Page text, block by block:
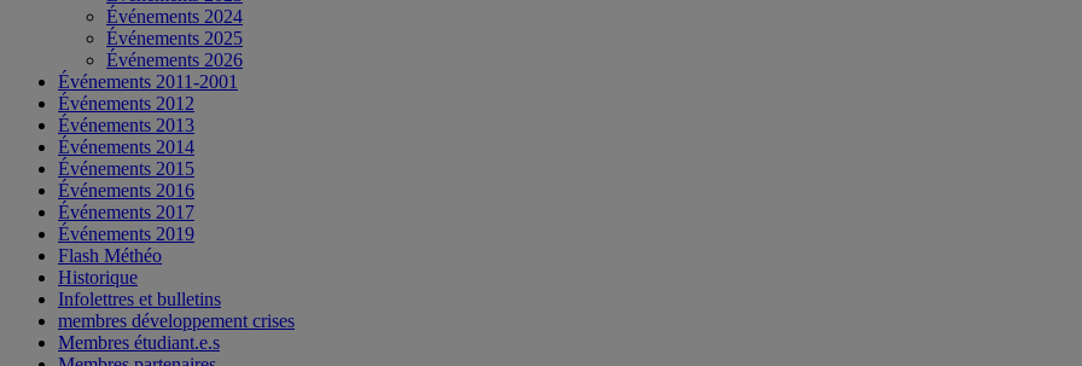
Événements 2024
Événements 2025
Événements 2026
Événements 2011-2001
Événements 2012
Événements 2013
Événements 2014
Événements 2015
Événements 2016
Événements 2017
Événements 2019
Flash Méthéo
Historique
Infolettres et bulletins
membres développement crises
Membres étudiant.e.s